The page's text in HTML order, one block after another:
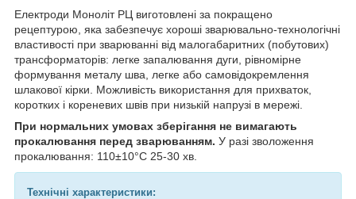
Електроди Моноліт РЦ виготовлені за покращено
рецептурою, яка забезпечує хороші зварювально-технологічні
властивості при зварюванні від малогабаритних (побутових)
трансформаторів: легке запалювання дуги, рівномірне
формування металу шва, легке або самовідокремлення
шлакової кірки. Можливість використання для прихваток,
коротких і кореневих швів при низькій напрузі в мережі.
При нормальних умовах зберігання не вимагають
прокалювання перед зварюванням. У разі зволоження
прокалювання: 110±10°С 25-30 хв.
Технічні характеристики: